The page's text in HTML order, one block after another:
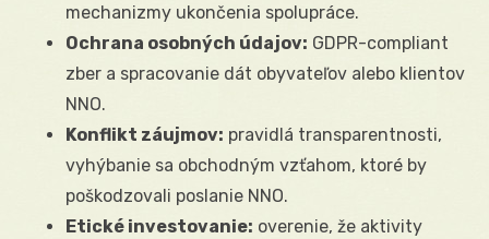
mechanizmy ukončenia spolupráce.
Ochrana osobných údajov: GDPR-compliant
zber a spracovanie dát obyvateľov alebo klientov
NNO.
Konflikt záujmov: pravidlá transparentnosti,
vyhýbanie sa obchodným vzťahom, ktoré by
poškodzovali poslanie NNO.
Etické investovanie: overenie, že aktivity